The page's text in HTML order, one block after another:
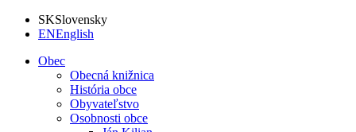
SKSlovensky
ENEnglish
Obec
Obecná knižnica
História obce
Obyvateľstvo
Osobnosti obce